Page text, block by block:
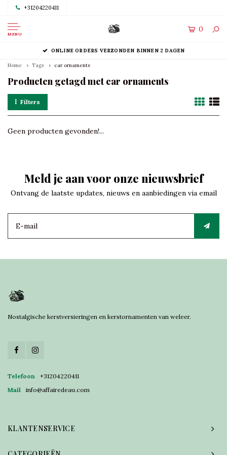
+31204220411
MENU
0
ONLINE ORDERS VERZONDEN BINNEN 2 DAGEN
Home Tags car ornaments
Producten getagd met car ornaments
Filters
Geen producten gevonden!...
Meld je aan voor onze nieuwsbrief
Ontvang de laatste updates, nieuws en aanbiedingen via email
Nostalgische kerstversieringen en kerstornamenten van weleer.
Telefoon
+31204220411
Mail
info@affairedeau.com
KLANTENSERVICE